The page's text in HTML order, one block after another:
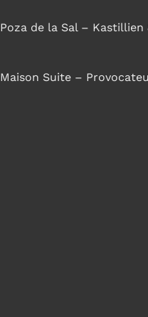
Poza de la Sal – Kastillien
Maison Suite –